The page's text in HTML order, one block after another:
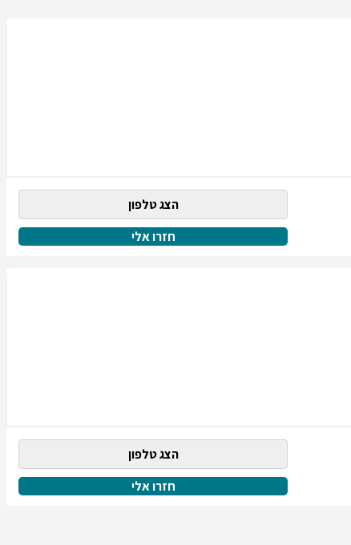
הצג טלפון
חזרו אלי
הצג טלפון
חזרו אלי